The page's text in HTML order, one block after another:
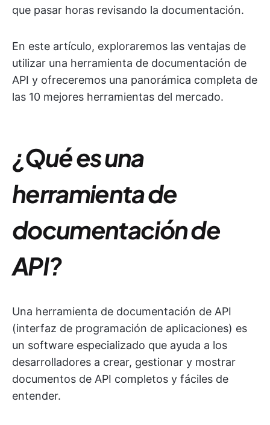
que pasar horas revisando la documentación.
En este artículo, exploraremos las ventajas de
utilizar una herramienta de documentación de
API y ofreceremos una panorámica completa de
las 10 mejores herramientas del mercado.
¿Qué es una
herramienta de
documentación de
API?
Una herramienta de documentación de API
(interfaz de programación de aplicaciones) es
un software especializado que ayuda a los
desarrolladores a crear, gestionar y mostrar
documentos de API completos y fáciles de
entender.